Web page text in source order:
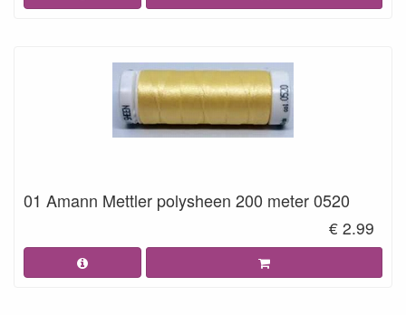
01 Amann Mettler polysheen 200 meter 0520
€ 2.99